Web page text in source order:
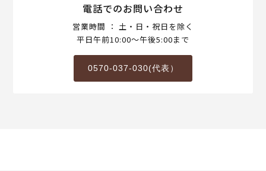
電話でのお問い合わせ
営業時間 ： 土・日・祝日を除く
平日午前10:00～午後5:00まで
0570-037-030(代表）